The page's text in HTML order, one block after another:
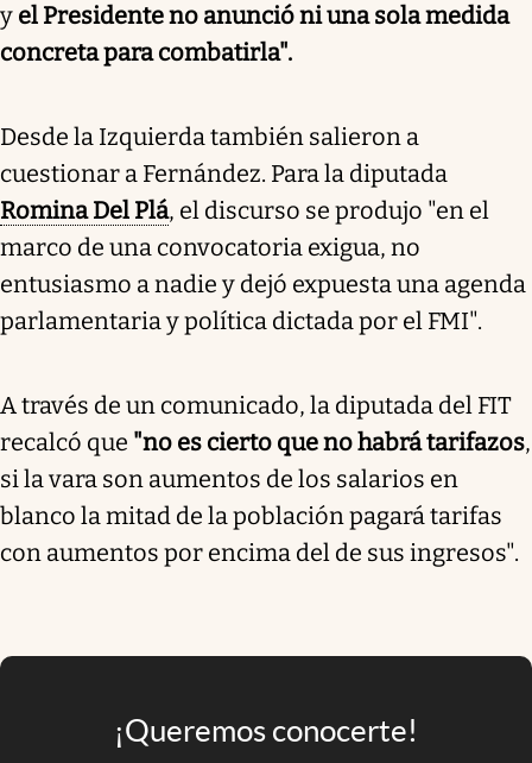
y el Presidente no anunció ni una sola medida
concreta para combatirla".
Desde la Izquierda también salieron a
cuestionar a Fernández. Para la diputada
Romina Del Plá, el discurso se produjo "en el
marco de una convocatoria exigua, no
entusiasmo a nadie y dejó expuesta una agenda
parlamentaria y política dictada por el FMI".
A través de un comunicado, la diputada del FIT
recalcó que "no es cierto que no habrá tarifazos,
si la vara son aumentos de los salarios en
blanco la mitad de la población pagará tarifas
con aumentos por encima del de sus ingresos".
¡Queremos conocerte!